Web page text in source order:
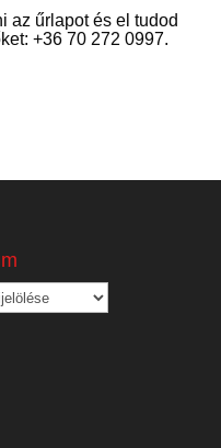
az űrlapot és el tudod
+36 70 272 0997.